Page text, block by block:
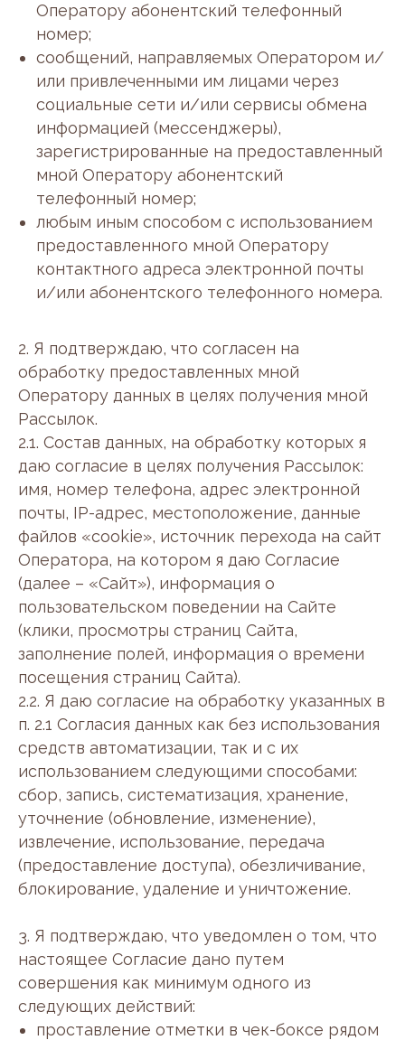
Оператору абонентский телефонный
номер;
сообщений, направляемых Оператором и/
или привлеченными им лицами через
социальные сети и/или сервисы обмена
информацией (мессенджеры),
зарегистрированные на предоставленный
мной Оператору абонентский
телефонный номер;
любым иным способом с использованием
предоставленного мной Оператору
контактного адреса электронной почты
и/или абонентского телефонного номера.
2. Я подтверждаю, что согласен на
обработку предоставленных мной
Оператору данных в целях получения мной
Рассылок.
2.1. Состав данных, на обработку которых я
даю согласие в целях получения Рассылок:
имя, номер телефона, адрес электронной
почты, IP-адрес, местоположение, данные
файлов «cookie», источник перехода на сайт
Оператора, на котором я даю Согласие
(далее – «Сайт»), информация о
пользовательском поведении на Сайте
(клики, просмотры страниц Сайта,
заполнение полей, информация о времени
посещения страниц Сайта).
2.2. Я даю согласие на обработку указанных в
п. 2.1 Согласия данных как без использования
средств автоматизации, так и с их
использованием следующими способами:
сбор, запись, систематизация, хранение,
уточнение (обновление, изменение),
извлечение, использование, передача
(предоставление доступа), обезличивание,
блокирование, удаление и уничтожение.
3. Я подтверждаю, что уведомлен о том, что
настоящее Согласие дано путем
совершения как минимум одного из
следующих действий:
проставление отметки в чек-боксе рядом